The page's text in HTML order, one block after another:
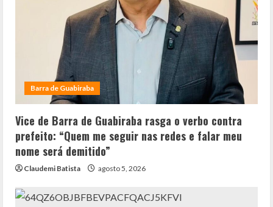
Barra de Guabiraba
Vice de Barra de Guabiraba rasga o verbo contra
prefeito: “Quem me seguir nas redes e falar meu
nome será demitido”
Claudemi Batista agosto 5, 2026